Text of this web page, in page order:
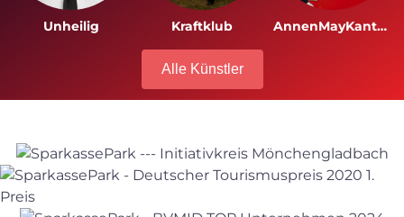
Unheilig Kraftklub AnnenMayKantereit
Alle Künstler